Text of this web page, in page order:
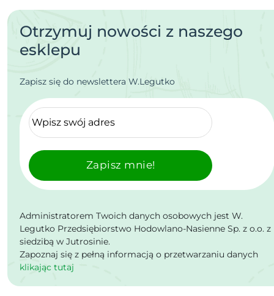
Otrzymuj nowości z naszego
esklepu
Zapisz się do newslettera W.Legutko
Zapisz mnie!
Administratorem Twoich danych osobowych jest W.
Legutko Przedsiębiorstwo Hodowlano-Nasienne Sp. z o.o. z
siedzibą w Jutrosinie.
Zapoznaj się z pełną informacją o przetwarzaniu danych
klikając tutaj